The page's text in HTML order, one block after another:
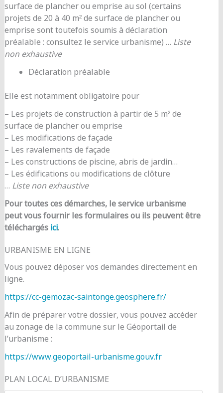
surface de plancher ou emprise au sol (certains
projets de 20 à 40 m² de surface de plancher ou
emprise sont toutefois soumis à déclaration
préalable : consultez le service urbanisme) … Liste
non exhaustive
Déclaration préalable
Elle est notamment obligatoire pour
– Les projets de construction à partir de 5 m² de
surface de plancher ou emprise
– Les modifications de façade
– Les ravalements de façade
– Les constructions de piscine, abris de jardin…
– Les édifications ou modifications de clôture
… Liste non exhaustive
Pour toutes ces démarches, le service urbanisme
peut vous fournir les formulaires ou ils peuvent être
téléchargés ici.
URBANISME EN LIGNE
Vous pouvez déposer vos demandes directement en
ligne.
https://cc-gemozac-saintonge.geosphere.fr/
Afin de préparer votre dossier, vous pouvez accéder
au zonage de la commune sur le Géoportail de
l’urbanisme :
https://www.geoportail-urbanisme.gouv.fr
PLAN LOCAL D’URBANISME